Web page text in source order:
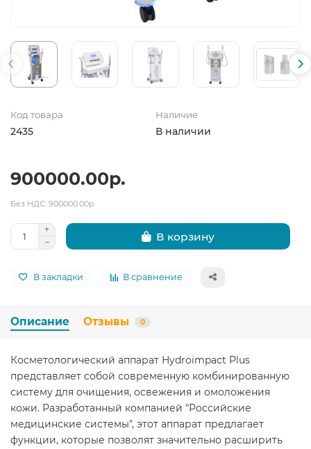
Код товара
2435
Наличие
В наличии
900000.00р.
Без НДС: 900000.00р.
В корзину
В закладки В сравнение
Описание Отзывы 0
Косметологический аппарат Hydroimpact Plus
представляет собой современную комбинированную
систему для очищения, освежения и омоложения
кожи. Разработанный компанией "Российские
медицинские системы", этот аппарат предлагает
функции, которые позволят значительно расширить